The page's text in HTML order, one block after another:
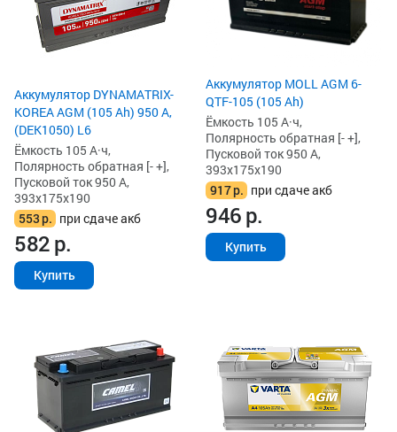
Аккумулятор DYNAMATRIX-
KOREA AGM (105 Ah) 950 А,
(DEK1050) L6
Ёмкость 105 А·ч,
Полярность обратная [- +],
Пусковой ток 950 А,
393x175x190
553р. при сдаче акб
582р.
Купить
Аккумулятор MOLL AGM 6-
QTF-105 (105 Ah)
Ёмкость 105 А·ч,
Полярность обратная [- +],
Пусковой ток 950 А,
393x175x190
917р. при сдаче акб
946р.
Купить